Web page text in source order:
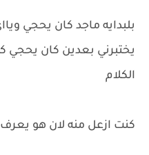
بلبدايه ماجد كان يحجي
يختبرني بعدين كان يحجي
الكلام
كنت ازعل منه لان هو يعرف